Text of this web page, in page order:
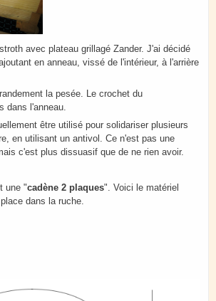
avec plateau grillagé Zander. J'ai décidé
en anneau, vissé de l'intérieur, à l'arrière
la pesée. Le crochet du
dans l'anneau.
être utilisé pour solidariser plusieurs
en utilisant un antivol. Ce n'est pas une
c'est plus dissuasif que de ne rien avoir.
une "cadène 2 plaques". Voici le matériel
dans la ruche.